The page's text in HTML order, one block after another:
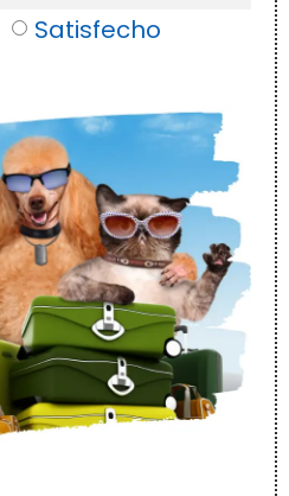
Satisfecho